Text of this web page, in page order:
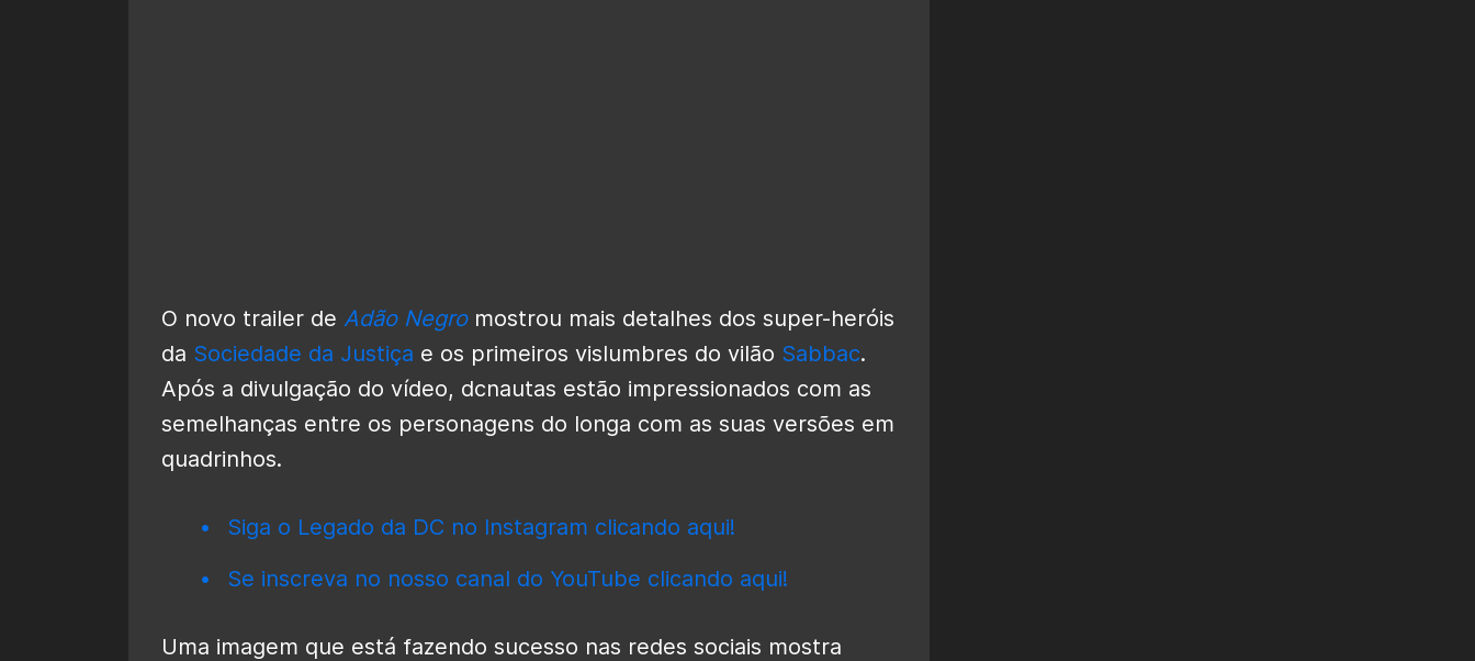
O novo trailer de Adão Negromostrou mais detalhes dos super-heróis
da Sociedade da Justiça e os primeiros vislumbres do vilão Sabbac.
Após a divulgação do vídeo, dcnautas estão impressionados com as
semelhanças entre os personagens do longa com as suas versões em
quadrinhos.
Siga o Legado da DC no Instagram clicando aqui!
Se inscreva no nosso canal do YouTube clicando aqui!
Uma imagem que está fazendo sucesso nas redes sociais mostra